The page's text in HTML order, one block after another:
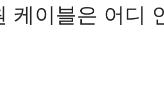
케이블은 어디